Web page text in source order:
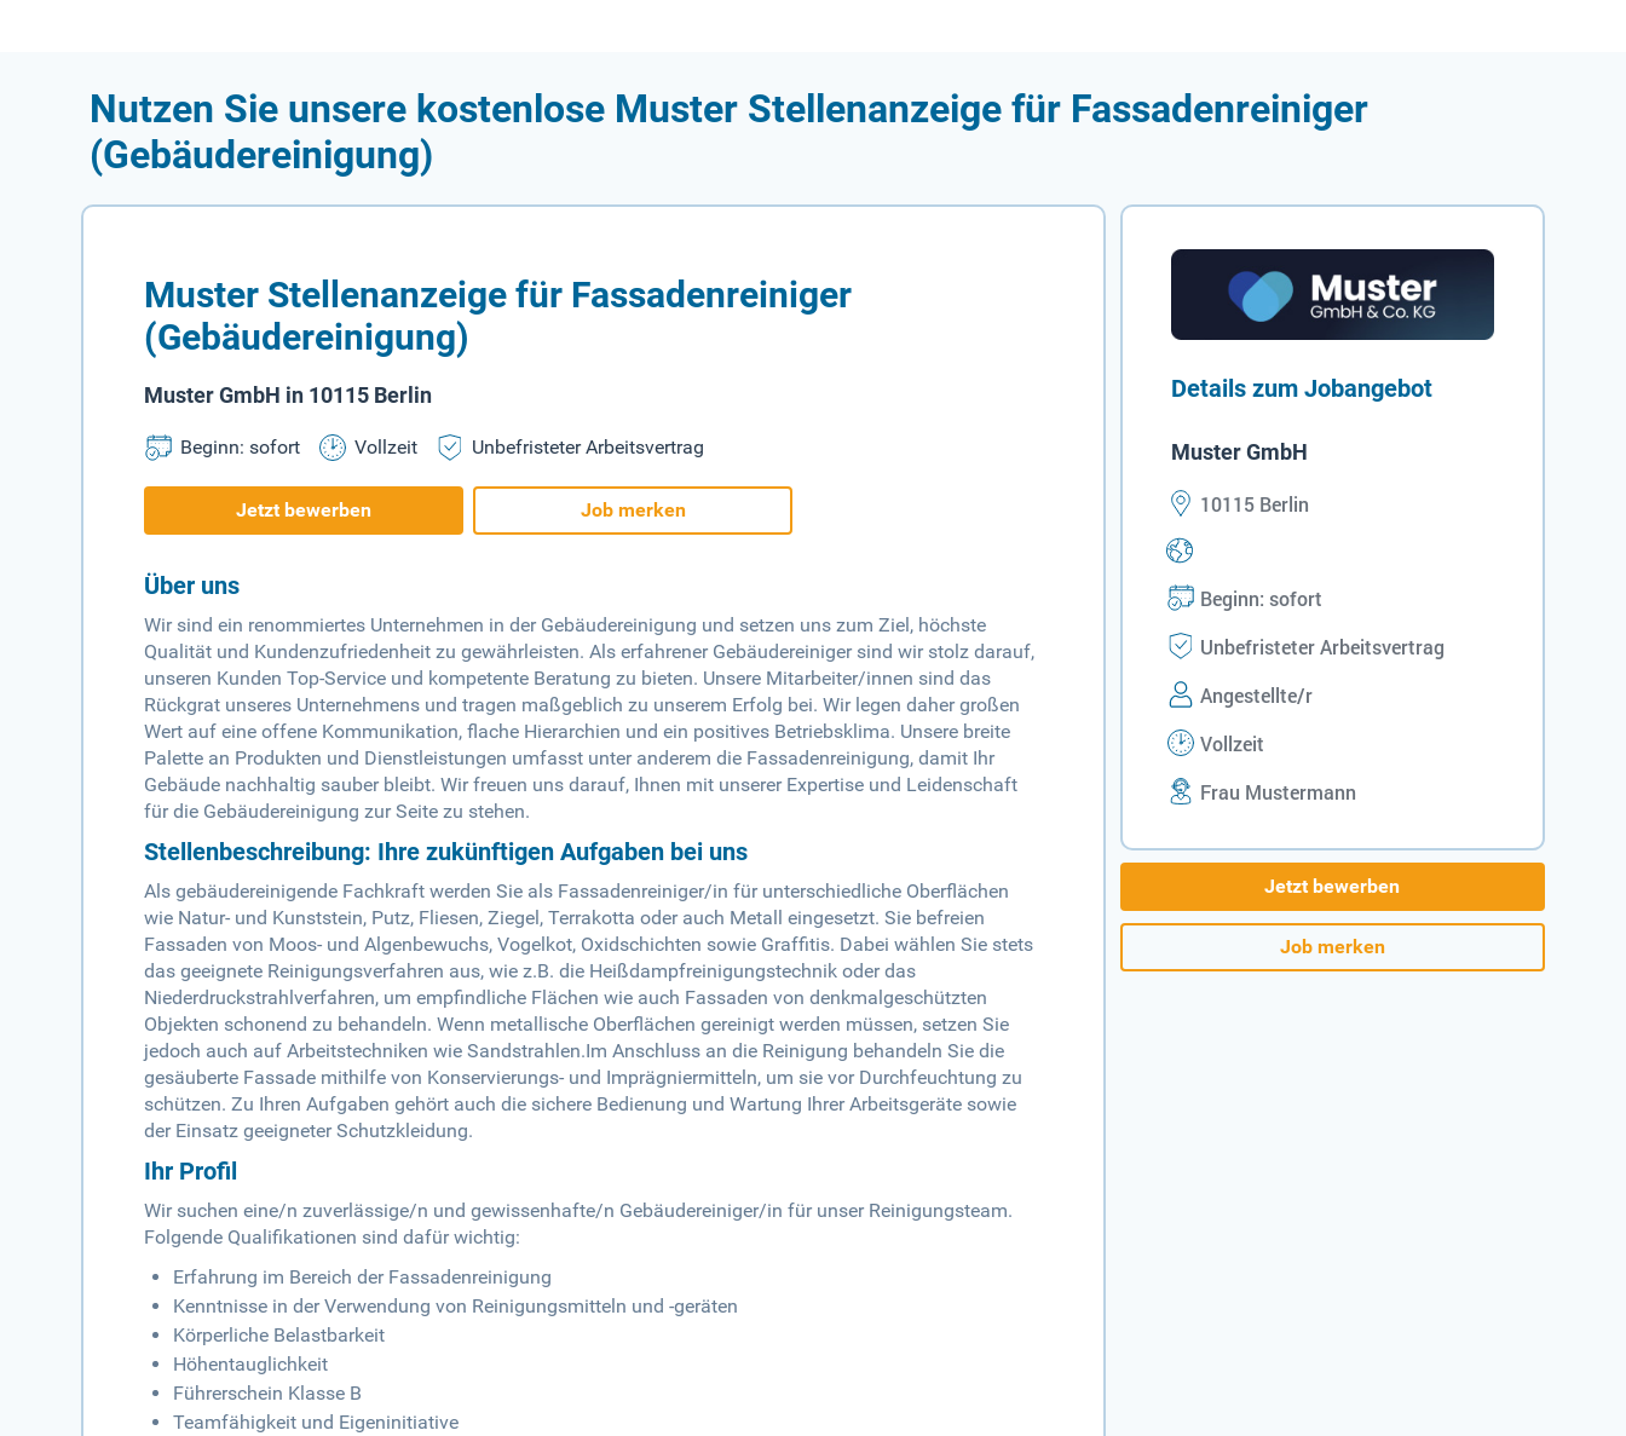
Nutzen Sie unsere kostenlose Muster Stellenanzeige für Fassadenreiniger
(Gebäudereinigung)
Muster Stellenanzeige für Fassadenreiniger
(Gebäudereinigung)
Muster GmbH in 10115 Berlin
Beginn: sofort Vollzeit Unbefristeter Arbeitsvertrag
Jetzt bewerben Job merken
Über uns
Wir sind ein renommiertes Unternehmen in der Gebäudereinigung und setzen uns zum Ziel, höchste
Qualität und Kundenzufriedenheit zu gewährleisten. Als erfahrener Gebäudereiniger sind wir stolz darauf,
unseren Kunden Top-Service und kompetente Beratung zu bieten. Unsere Mitarbeiter/innen sind das
Rückgrat unseres Unternehmens und tragen maßgeblich zu unserem Erfolg bei. Wir legen daher großen
Wert auf eine offene Kommunikation, flache Hierarchien und ein positives Betriebsklima. Unsere breite
Palette an Produkten und Dienstleistungen umfasst unter anderem die Fassadenreinigung, damit Ihr
Gebäude nachhaltig sauber bleibt. Wir freuen uns darauf, Ihnen mit unserer Expertise und Leidenschaft
für die Gebäudereinigung zur Seite zu stehen.
Stellenbeschreibung: Ihre zukünftigen Aufgaben bei uns
Als gebäudereinigende Fachkraft werden Sie als Fassadenreiniger/in für unterschiedliche Oberflächen
wie Natur- und Kunststein, Putz, Fliesen, Ziegel, Terrakotta oder auch Metall eingesetzt. Sie befreien
Fassaden von Moos- und Algenbewuchs, Vogelkot, Oxidschichten sowie Graffitis. Dabei wählen Sie stets
das geeignete Reinigungsverfahren aus, wie z.B. die Heißdampfreinigungstechnik oder das
Niederdruckstrahlverfahren, um empfindliche Flächen wie auch Fassaden von denkmalgeschützten
Objekten schonend zu behandeln. Wenn metallische Oberflächen gereinigt werden müssen, setzen Sie
jedoch auch auf Arbeitstechniken wie Sandstrahlen.Im Anschluss an die Reinigung behandeln Sie die
gesäuberte Fassade mithilfe von Konservierungs- und Imprägniermitteln, um sie vor Durchfeuchtung zu
schützen. Zu Ihren Aufgaben gehört auch die sichere Bedienung und Wartung Ihrer Arbeitsgeräte sowie
der Einsatz geeigneter Schutzkleidung.
Ihr Profil
Wir suchen eine/n zuverlässige/n und gewissenhafte/n Gebäudereiniger/in für unser Reinigungsteam.
Folgende Qualifikationen sind dafür wichtig:
Erfahrung im Bereich der Fassadenreinigung
Kenntnisse in der Verwendung von Reinigungsmitteln und -geräten
Körperliche Belastbarkeit
Höhentauglichkeit
Führerschein Klasse B
Teamfähigkeit und Eigeninitiative
Details zum Jobangebot
Muster GmbH
10115 Berlin
Beginn: sofort
Unbefristeter Arbeitsvertrag
Angestellte/r
Vollzeit
Frau Mustermann
Jetzt bewerben
Job merken